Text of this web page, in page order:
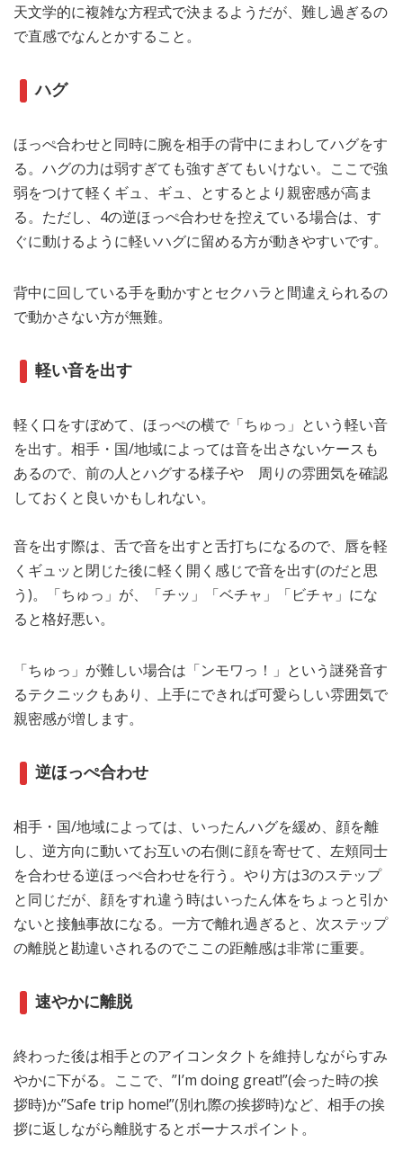
天文学的に複雑な方程式で決まるようだが、難し過ぎるの
で直感でなんとかすること。
ハグ
ほっぺ合わせと同時に腕を相手の背中にまわしてハグをす
る。ハグの力は弱すぎても強すぎてもいけない。ここで強
弱をつけて軽くギュ、ギュ、とするとより親密感が高ま
る。ただし、4の逆ほっぺ合わせを控えている場合は、す
ぐに動けるように軽いハグに留める方が動きやすいです。
背中に回している手を動かすとセクハラと間違えられるの
で動かさない方が無難。
軽い音を出す
軽く口をすぼめて、ほっぺの横で「ちゅっ」という軽い音
を出す。相手・国/地域によっては音を出さないケースも
あるので、前の人とハグする様子や 周りの雰囲気を確認
しておくと良いかもしれない。
音を出す際は、舌で音を出すと舌打ちになるので、唇を軽
くギュッと閉じた後に軽く開く感じで音を出す(のだと思
う)。「ちゅっ」が、「チッ」「ベチャ」「ビチャ」にな
ると格好悪い。
「ちゅっ」が難しい場合は「ンモワっ！」という謎発音す
るテクニックもあり、上手にできれば可愛らしい雰囲気で
親密感が増します。
逆ほっぺ合わせ
相手・国/地域によっては、いったんハグを緩め、顔を離
し、逆方向に動いてお互いの右側に顔を寄せて、左頬同士
を合わせる逆ほっぺ合わせを行う。やり方は3のステップ
と同じだが、顔をすれ違う時はいったん体をちょっと引か
ないと接触事故になる。一方で離れ過ぎると、次ステップ
の離脱と勘違いされるのでここの距離感は非常に重要。
速やかに離脱
終わった後は相手とのアイコンタクトを維持しながらすみ
やかに下がる。ここで、”I’m doing great!”(会った時の挨
拶時)か”Safe trip home!”(別れ際の挨拶時)など、相手の挨
拶に返しながら離脱するとボーナスポイント。